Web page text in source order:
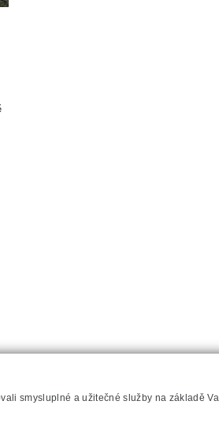
smysluplné a užitečné služby na základě